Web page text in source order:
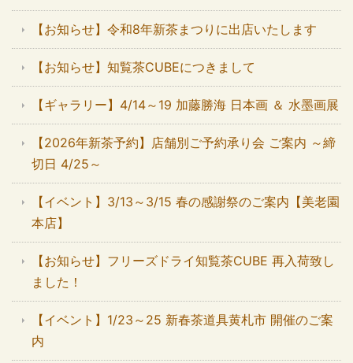
【お知らせ】令和8年新茶まつりに出店いたします
【お知らせ】知覧茶CUBEにつきまして
【ギャラリー】4/14～19 加藤勝海 日本画 ＆ 水墨画展
【2026年新茶予約】店舗別ご予約承り会 ご案内 ～締
切日 4/25～
【イベント】3/13～3/15 春の感謝祭のご案内【美老園
本店】
【お知らせ】フリーズドライ知覧茶CUBE 再入荷致し
ました！
【イベント】1/23～25 新春茶道具黄札市 開催のご案
内